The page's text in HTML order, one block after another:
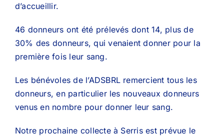
d’accueillir.
46 donneurs ont été prélevés dont 14, plus de
30% des donneurs, qui venaient donner pour la
première fois leur sang.
Les bénévoles de l’ADSBRL remercient tous les
donneurs, en particulier les nouveaux donneurs
venus en nombre pour donner leur sang.
Notre prochaine collecte à Serris est prévue le